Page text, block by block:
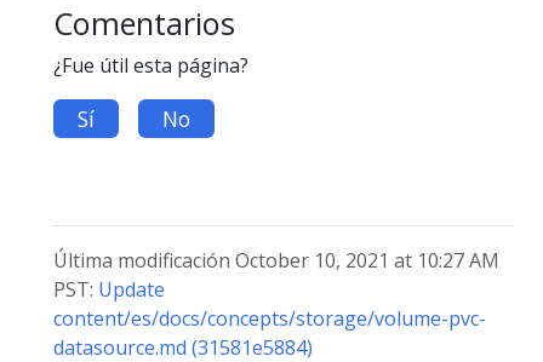
Comentarios
¿Fue útil esta página?
Sí No
Última modificación October 10, 2021 at 10:27 AM
PST: Update
content/es/docs/concepts/storage/volume-pvc-
datasource.md (31581e5884)